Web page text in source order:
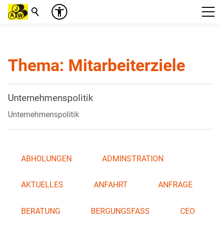
Suche
Thema: Mitarbeiterziele
Unternehmenspolitik
Unternehmenspolitik
ABHOLUNGEN ADMINSTRATION
AKTUELLES ANFAHRT ANFRAGE
BERATUNG BERGUNGSFASS CEO